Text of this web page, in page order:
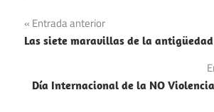
Navegación
de
entradas
Entrada anterior
Las siete maravillas de la antigüedad
Día Internacional de la NO